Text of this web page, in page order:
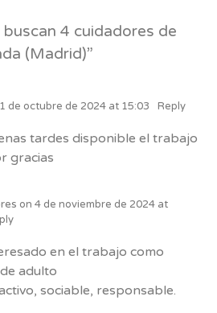
buscan 4 cuidadores de
(Madrid)”
de octubre de 2024 at 15:03 Reply
tardes disponible el trabajo
gracias
on 4 de noviembre de 2024 at
en el trabajo como
adulto
sociable, responsable.